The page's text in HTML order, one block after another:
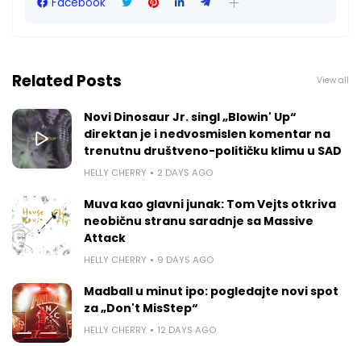
Related Posts View all
Novi Dinosaur Jr. singl „Blowin' Up“
direktan je i nedvosmislen komentar na
trenutnu društveno-političku klimu u SAD
HELLY CHERRY 2 DAYS AGO
Muva kao glavni junak: Tom Vejts otkriva
neobičnu stranu saradnje sa Massive
Attack
HELLY CHERRY 9 DAYS AGO
Madball u minut ipo: pogledajte novi spot
za „Don't MisStep“
HELLY CHERRY 12 DAYS AGO